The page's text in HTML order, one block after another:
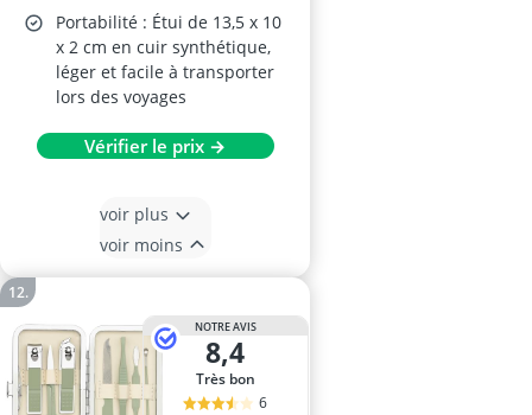
Portabilité : Étui de 13,5 x 10
x 2 cm en cuir synthétique,
léger et facile à transporter
lors des voyages
Vérifier le prix →
voir plus
voir moins
NOTRE AVIS
8,4
Très bon
6